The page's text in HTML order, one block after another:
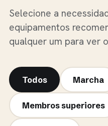
Selecione a
equipamentos
qualquer um para ver
Todos Marcha
Membros superiores